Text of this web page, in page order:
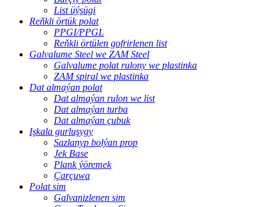
List üýşügi
Reňkli örtük polat
PPGI/PPGL
Reňkli örtülen gofrirlenen list
Galvalume Steel we ZAM Steel
Galvalume polat rulony we plastinka
ZAM spiral we plastinka
Dat almaýan polat
Dat almaýan rulon we list
Dat almaýan turba
Dat almaýan çubuk
Işkala gurluşygy
Sazlanyp bolýan prop
Jek Base
Plank ýöremek
Çarçuwa
Polat sim
Galvanizlenen sim